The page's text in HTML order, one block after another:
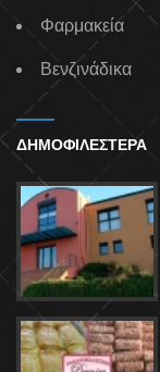
Φαρμακεία
Βενζινάδικα
ΔΗΜΟΦΙΛΕΣΤΕΡΑ